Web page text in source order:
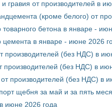
гравия от производителей в
(кроме белого) от
бетона в январе -
в январе - июне 2026
производителей (без НДС) в
(без НДС) в
производителей (без НДС) в
щебня за май и за пять
июне 2026 года